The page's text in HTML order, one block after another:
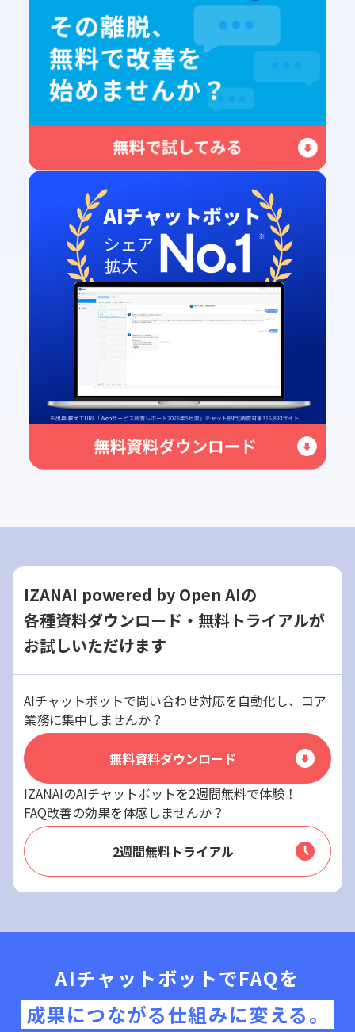
IZANAI powered by Open AIの
各種資料ダウンロード・無料トライアルが
お試しいただけます
AIチャットボットで問い合わせ対応を自動化し、コア
業務に集中しませんか？
無料資料ダウンロード
IZANAIのAIチャットボットを2週間無料で体験！
FAQ改善の効果を体感しませんか？
2週間無料トライアル
AIチャットボットでFAQを
成果につながる仕組みに変える。